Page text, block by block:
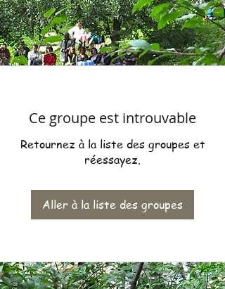
Ce groupe est introuvable
Retournez à la liste des groupes et
réessayez.
Aller à la liste des groupes